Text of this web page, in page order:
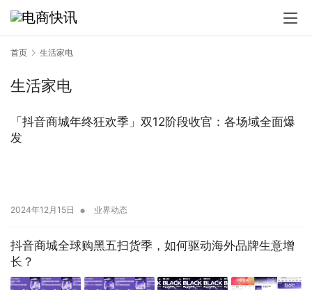
首页 生活家电
生活家电
「抖音商城年终狂欢季」双12阶段收官：各场域全面爆
发
2024年12月15日 • 业界动态
抖音商城全球购黑五扫货季，如何驱动海外品牌生意增
长？